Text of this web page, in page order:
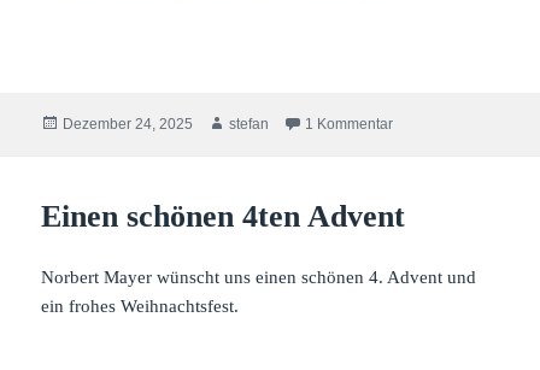
Veröffentlicht
Dezember 24, 2025 Autor
stefan 1 Kommentarzu Weihnachtsgrüße
Einen schönen 4ten Advent
Norbert Mayer wünscht uns einen schönen 4. Advent und
ein frohes Weihnachtsfest.